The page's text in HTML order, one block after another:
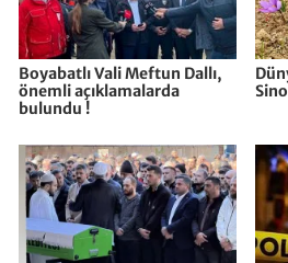
Boyabatlı Vali Meftun Dallı,
önemli açıklamalarda
bulundu !